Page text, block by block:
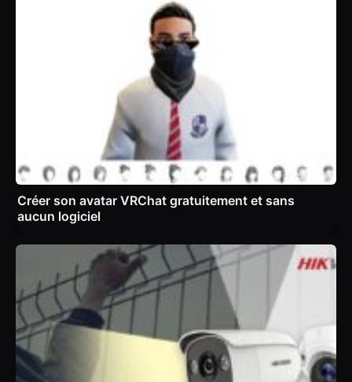
Créer son avatar VRChat gratuitement et sans
aucun logiciel